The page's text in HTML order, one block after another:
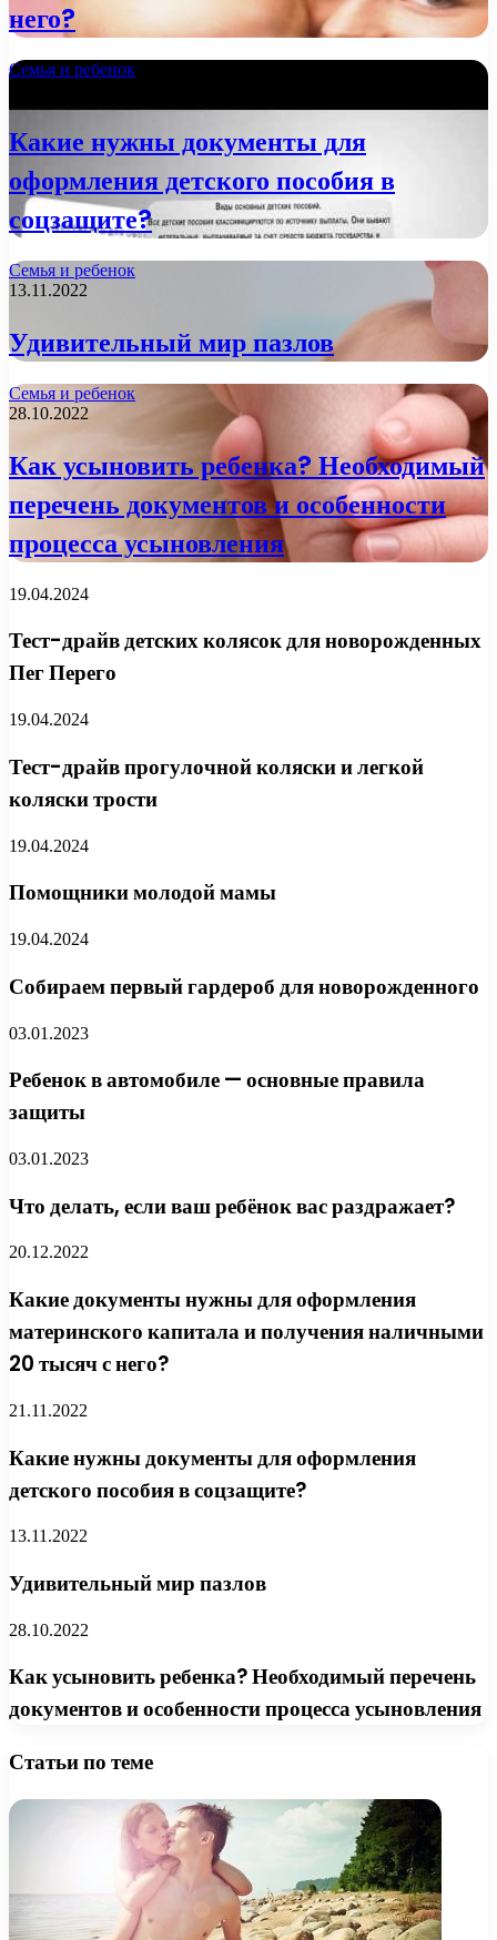
него?
Семья и ребенок
Какие нужны документы для
оформления детского пособия в
соцзащите?
Семья и ребенок
13.11.2022
Удивительный мир пазлов
Семья и ребенок
28.10.2022
Как усыновить ребенка? Необходимый
перечень документов и особенности
процесса усыновления
19.04.2024
Тест-драйв детских колясок для новорожденных
Пег Перего
19.04.2024
Тест-драйв прогулочной коляски и легкой
коляски трости
19.04.2024
Помощники молодой мамы
19.04.2024
Собираем первый гардероб для новорожденного
03.01.2023
Ребенок в автомобиле — основные правила
защиты
03.01.2023
Что делать, если ваш ребёнок вас раздражает?
20.12.2022
Какие документы нужны для оформления
материнского капитала и получения наличными
20 тысяч с него?
21.11.2022
Какие нужны документы для оформления
детского пособия в соцзащите?
13.11.2022
Удивительный мир пазлов
28.10.2022
Как усыновить ребенка? Необходимый перечень
документов и особенности процесса усыновления
Статьи по теме